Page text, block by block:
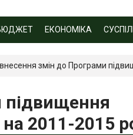
ЕКОНОМІКА
змін до Програми
підвищення
2011-2015